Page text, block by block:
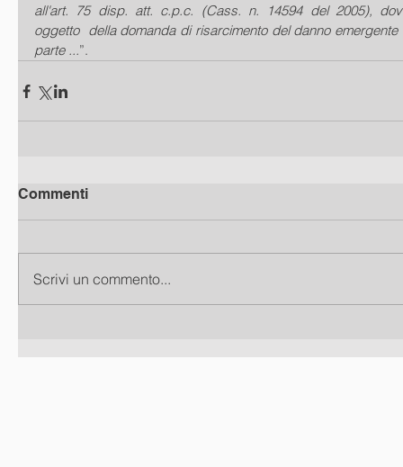
all'art. 75 disp. att. c.p.c. (Cass. n. 14594 del 2005),
oggetto  della domanda di risarcimento del danno emergente
parte ...”.
Commenti
Scrivi un commento...